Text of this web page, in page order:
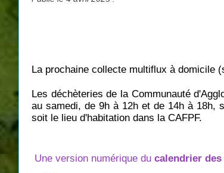
La prochaine collecte multiflux à domicile
Les déchèteries de la Communauté
au samedi, de 9h à 12h et de 14h à 18h,
soit le lieu d'habitation dans la CAFPF.
Une version numérique du calendrier des